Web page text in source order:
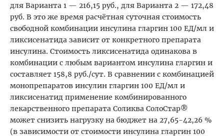
для Варианта 1 — 216,15 руб., для Варианта 2 — 172,48
руб. В это же время расчётная суточная стоимость
свободной комбинации инсулина гларгин 100 ЕД/мл и
ликсисенатида зависит от конкретного препарата
инсулина. Стоимость ликсисенатида одинакова в
комбинации с любым вариантом инсулина гларгин и
составляет 158,8 руб./сут. В сравнении с комбинацией
монопрепаратов инсулин гларгин 100 ЕД/мл и
ликсисенатид применение комбинированного
лекарственного препарата Соликва СолоСтар®
может снизить нагрузку на бюджет на 27,65-42,26 %
(в зависимости от стоимости инсулина гларгин 100